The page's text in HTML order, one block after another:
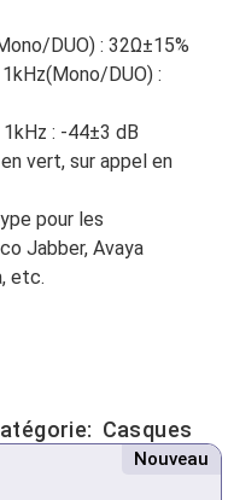
DUO) : 32Ω±15%
DUO) :
: -44±3 dB
vert, sur appel en
pour les
Jabber, Avaya
etc.
Casques
Nouveau